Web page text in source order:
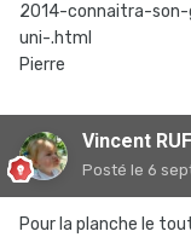
2014-connaitra-
uni-.html
Pierre
Vincent
Posté le 6
Pour la planche le